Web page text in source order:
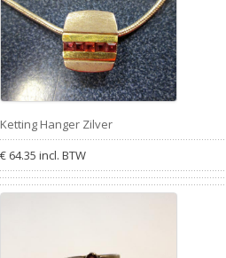
Ketting Hanger Zilver
€ 64.35 incl. BTW